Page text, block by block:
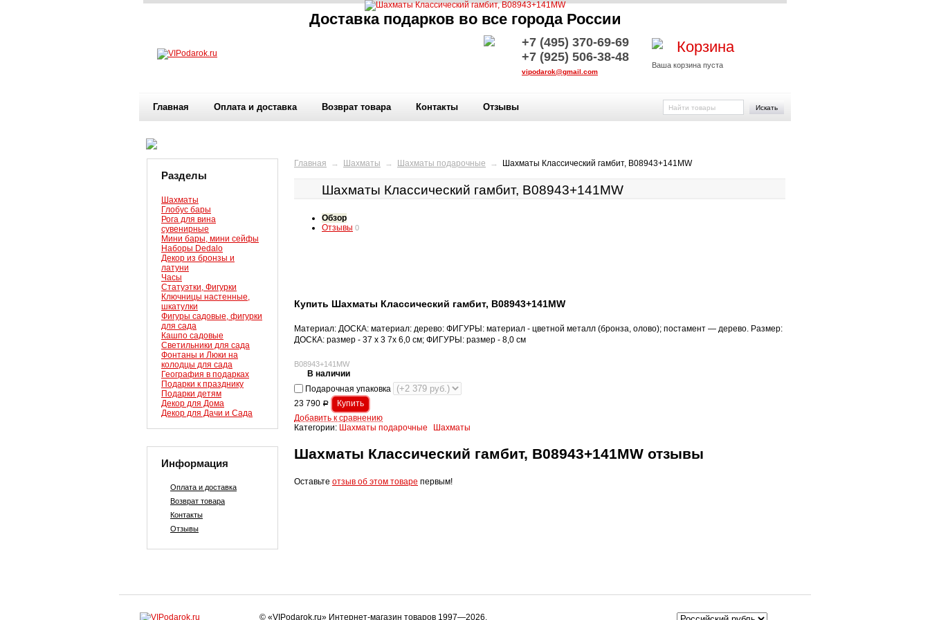
Доставка подарков во все города России
+7 (495) 370-69-69
+7 (925) 506-38-48
vipodarok@gmail.com
Корзина
Ваша корзина пуста
Главная Оплата и доставка Возврат товара Контакты Отзывы Искать
Разделы
Шахматы
Глобус бары
Рога для вина
сувенирные
Мини бары, мини сейфы
Наборы Dedalo
Декор из бронзы и
латуни
Часы
Статуэтки, Фигурки
Ключницы настенные,
шкатулки
Фигуры садовые, фигурки
для сада
Кашпо садовые
Светильники для сада
Фонтаны и Люки на
колодцы для сада
География в подарках
Подарки к празднику
Подарки детям
Декор для Дома
Декор для Дачи и Сада
Информация
Оплата и доставка
Возврат товара
Контакты
Отзывы
Главная → Шахматы → Шахматы подарочные → Шахматы Классический гамбит, B08943+141MW
Шахматы Классический гамбит, B08943+141MW
Обзор
Отзывы 0
Купить Шахматы Классический гамбит, B08943+141MW
Материал: ДОСКА: материал: дерево: ФИГУРЫ: материал - цветной металл (бронза, олово); постамент — дерево. Размер:
ДОСКА: размер - 37 x 3 7x 6,0 см; ФИГУРЫ: размер - 8,0 см
B08943+141MW
В наличии
Подарочная упаковка
23 790 Р
Добавить к сравнению
Категории: Шахматы подарочные Шахматы
Шахматы Классический гамбит, B08943+141MW отзывы
Оставьте отзыв об этом товаре первым!
© «VIPodarok.ru» Интернет-магазин товаров 1997—2026.